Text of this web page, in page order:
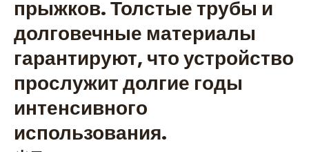
прыжков. Толстые трубы и
долговечные материалы
гарантируют, что устройство
прослужит долгие годы
интенсивного
использования.